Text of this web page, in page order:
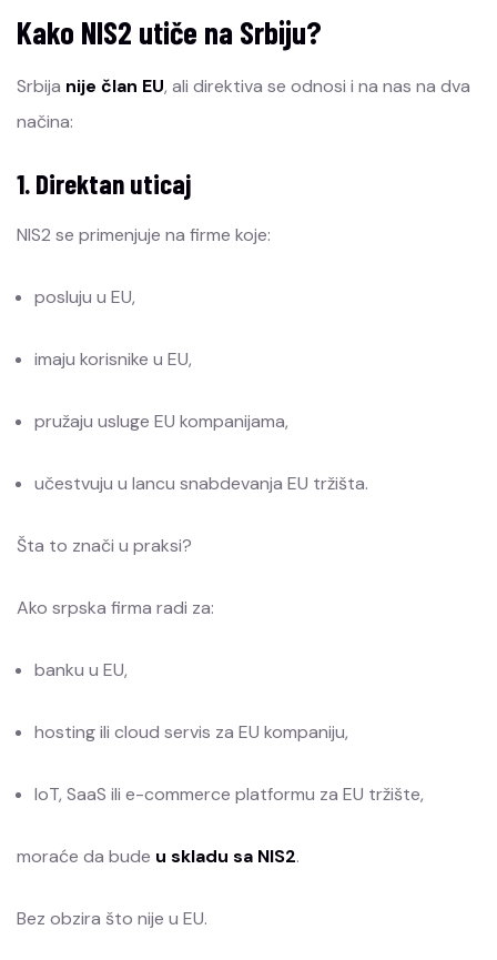
Kako NIS2 utiče na Srbiju?
Srbija nije član EU, ali direktiva se odnosi i na nas na dva
načina:
1. Direktan uticaj
NIS2 se primenjuje na firme koje:
posluju u EU,
imaju korisnike u EU,
pružaju usluge EU kompanijama,
učestvuju u lancu snabdevanja EU tržišta.
Šta to znači u praksi?
Ako srpska firma radi za:
banku u EU,
hosting ili cloud servis za EU kompaniju,
IoT, SaaS ili e-commerce platformu za EU tržište,
moraće da bude u skladu sa NIS2.
Bez obzira što nije u EU.